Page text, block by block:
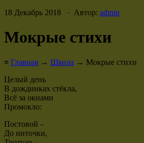
18 Декабрь 2018 · Автор: admin
Мокрые стихи
≡ Главная → Школа → Мокрые стихи
Целый день
В дождинках стёкла,
Всё за окнами
Промокло:
Постовой –
До ниточки,